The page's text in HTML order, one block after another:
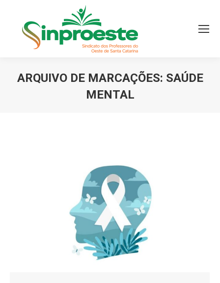
ARQUIVO DE MARCAÇÕES: SAÚDE
MENTAL